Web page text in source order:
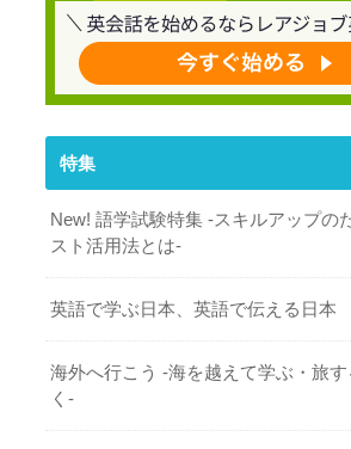
特集
New! 語学試験特集 -スキルアップの
スト活用法とは-
英語で学ぶ日本、英語で伝える日本
海外へ行こう -海を越えて学ぶ・旅す
く-